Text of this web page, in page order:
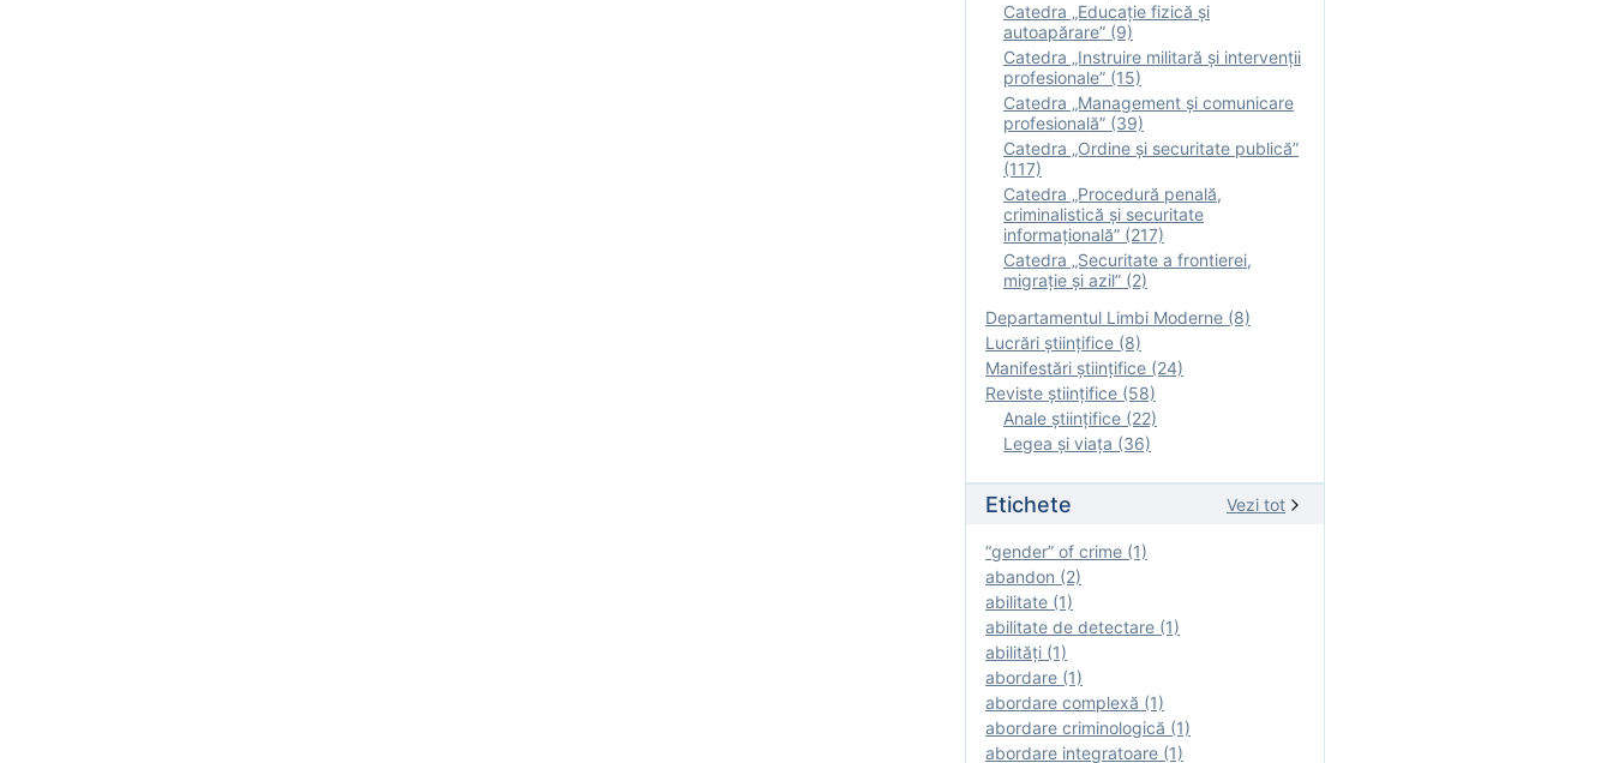
Catedra „Educație fizică şi
autoapărare” (9)
Catedra „Instruire militară şi intervenţii
profesionale” (15)
Catedra „Management și comunicare
profesională” (39)
Catedra „Ordine și securitate publică”
(117)
Catedra „Procedură penală,
criminalistică și securitate
informațională” (217)
Catedra „Securitate a frontierei,
migrație și azil” (2)
Departamentul Limbi Moderne (8)
Lucrări științifice (8)
Manifestări ştiinţifice (24)
Reviste ştiinţifice (58)
Anale ştiinţifice (22)
Legea şi viaţa (36)
Etichete Vezi tot
“gender” of crime (1)
abandon (2)
abilitate (1)
abilitate de detectare (1)
abilităţi (1)
abordare (1)
abordare complexă (1)
abordare criminologică (1)
abordare integratoare (1)